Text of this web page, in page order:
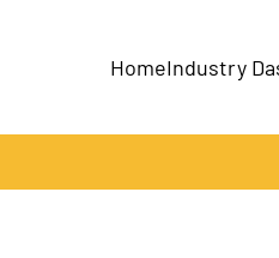
HomeIndustry